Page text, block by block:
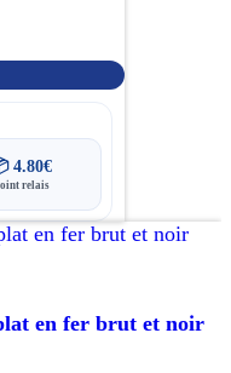
4.80€
relais
en fer brut et noir